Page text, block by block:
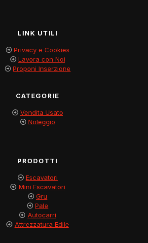
LINK UTILI
Privacy e Cookies
Lavora con Noi
Proponi Inserzione
CATEGORIE
Vendita Usato
Noleggio
PRODOTTI
Escavatori
Mini Escavatori
Gru
Pale
Autocarri
Attrezzatura Edile